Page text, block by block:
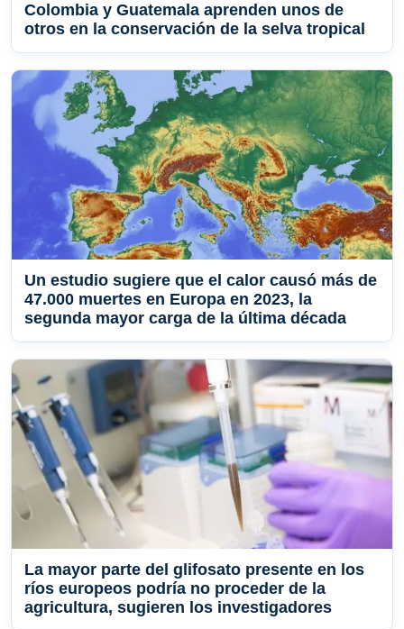
Colombia y Guatemala aprenden unos de
otros en la conservación de la selva tropical
Un estudio sugiere que el calor causó más de
47.000 muertes en Europa en 2023, la
segunda mayor carga de la última década
La mayor parte del glifosato presente en los
ríos europeos podría no proceder de la
agricultura, sugieren los investigadores